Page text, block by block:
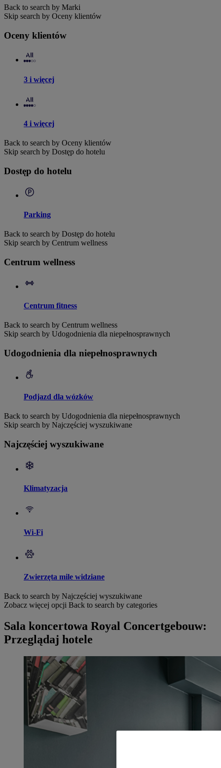
Back to search by Marki
Skip search by Oceny klientów
Oceny klientów
3 i więcej
4 i więcej
Back to search by Oceny klientów
Skip search by Dostęp do hotelu
Dostęp do hotelu
Parking
Back to search by Dostęp do hotelu
Skip search by Centrum wellness
Centrum wellness
Centrum fitness
Back to search by Centrum wellness
Skip search by Udogodnienia dla niepełnosprawnych
Udogodnienia dla niepełnosprawnych
Podjazd dla wózków
Back to search by Udogodnienia dla niepełnosprawnych
Skip search by Najczęściej wyszukiwane
Najczęściej wyszukiwane
Klimatyzacja
Wi-Fi
Zwierzęta mile widziane
Back to search by Najczęściej wyszukiwane
Zobacz więcej opcji Back to search by categories
Sala koncertowa Royal Concertgebouw:
Przeglądaj hotele